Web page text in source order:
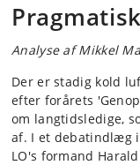
Analyse af Mikkel
Der er stadig kold
efter forårets
om langtidsledige,
af. I et debatindlæg
LO's formand